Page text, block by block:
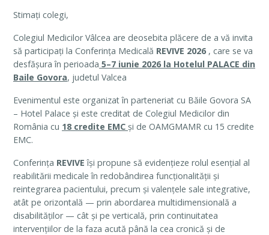
Stimați colegi,
Colegiul Medicilor Vâlcea are deosebita plăcere de a vă invita
să participați la Conferința Medicală REVIVE 2026 , care se va
desfășura în perioada 5–7 iunie 2026 la Hotelul PALACE din
Baile Govora, judetul Valcea
Evenimentul este organizat în parteneriat cu Băile Govora SA
– Hotel Palace și este creditat de Colegiul Medicilor din
România cu 18 credite EMC și de OAMGMAMR cu 15 credite
EMC.
Conferința REVIVEîși propune să evidențieze rolul esențial al
reabilitării medicale în redobândirea funcționalității și
reintegrarea pacientului, precum și valențele sale integrative,
atât pe orizontală — prin abordarea multidimensională a
disabilităților — cât și pe verticală, prin continuitatea
intervențiilor de la faza acută până la cea cronică și de